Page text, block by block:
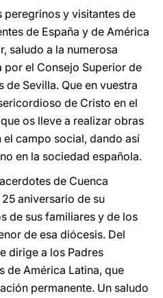
peregrinos y visitantes de
de España y de América
saludo a la numerosa
el Consejo Superior de
Sevilla. Que en vuestra
de Cristo en el
os lleve a realizar obras
campo social, dando así
en la sociedad española.
de Cuenca
aniversario de su
de sus familiares y de los
de esa diócesis. Del
dirige a los Padres
de América Latina, que
permanente. Un saludo